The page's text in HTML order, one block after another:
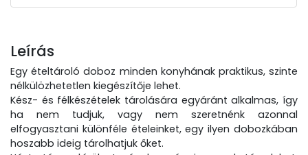
Leírás
Egy ételtároló doboz minden konyhának praktikus, szinte
nélkülözhetetlen kiegészítője lehet.
Kész- és félkészételek tárolására egyáránt alkalmas, így
ha nem tudjuk, vagy nem szeretnénk azonnal
elfogyasztani különféle ételeinket, egy ilyen dobozkában
hoszabb ideig tárolhatjuk őket.